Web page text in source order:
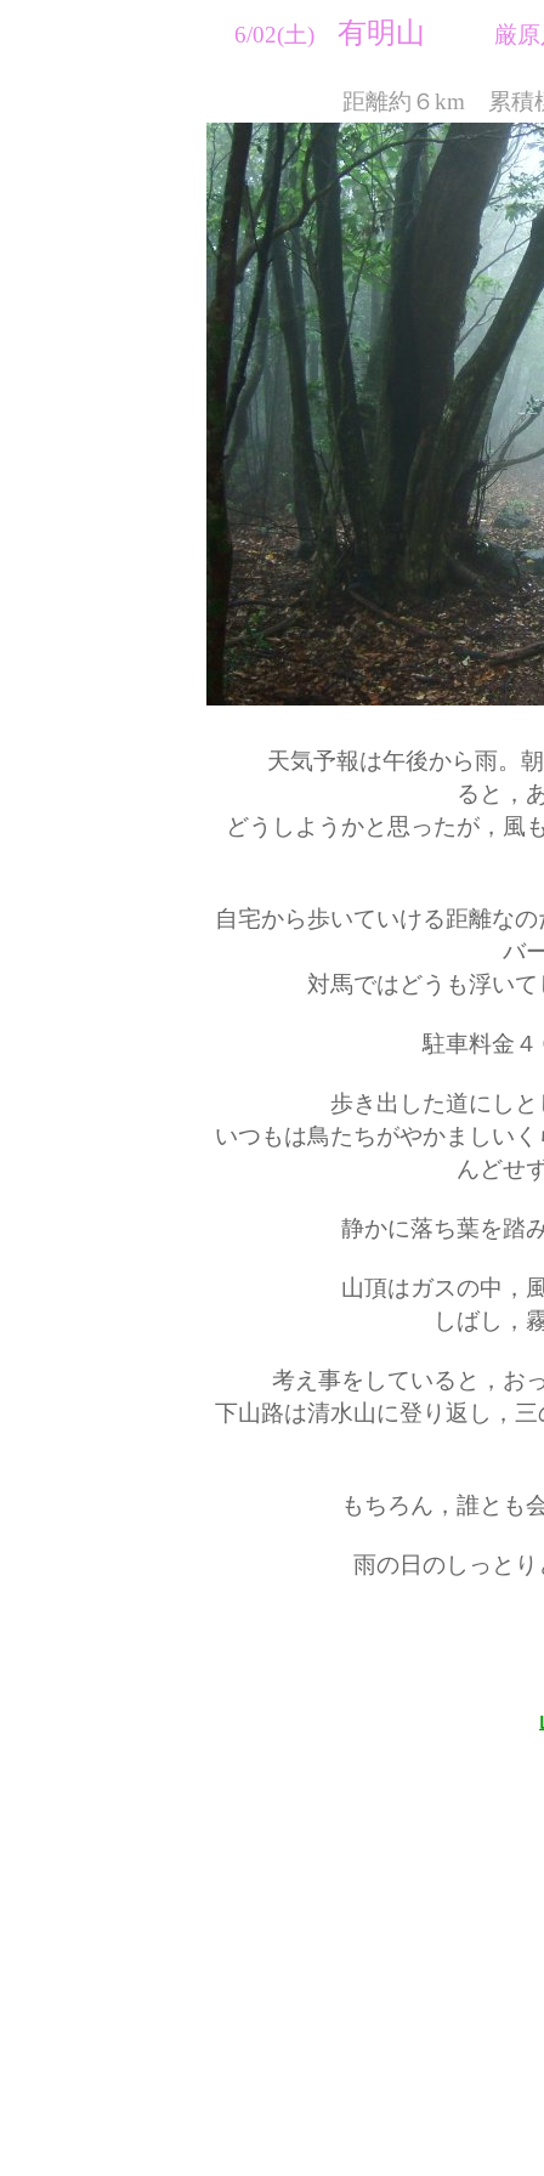
6/02(土) 有明山 厳原八
距離約６km 累積
天気予報は午後から雨。
ると，
どうしようかと思ったが，風
自宅から歩いていける距離な
バ
対馬ではどうも浮い
駐車料金
歩き出した道にし
いつもは鳥たちがやかましい
んどせ
静かに落ち葉を踏
山頂はガスの中，
しばし，
考え事をしていると，お
下山路は清水山に登り返し，
もちろん，誰とも
雨の日のしっと